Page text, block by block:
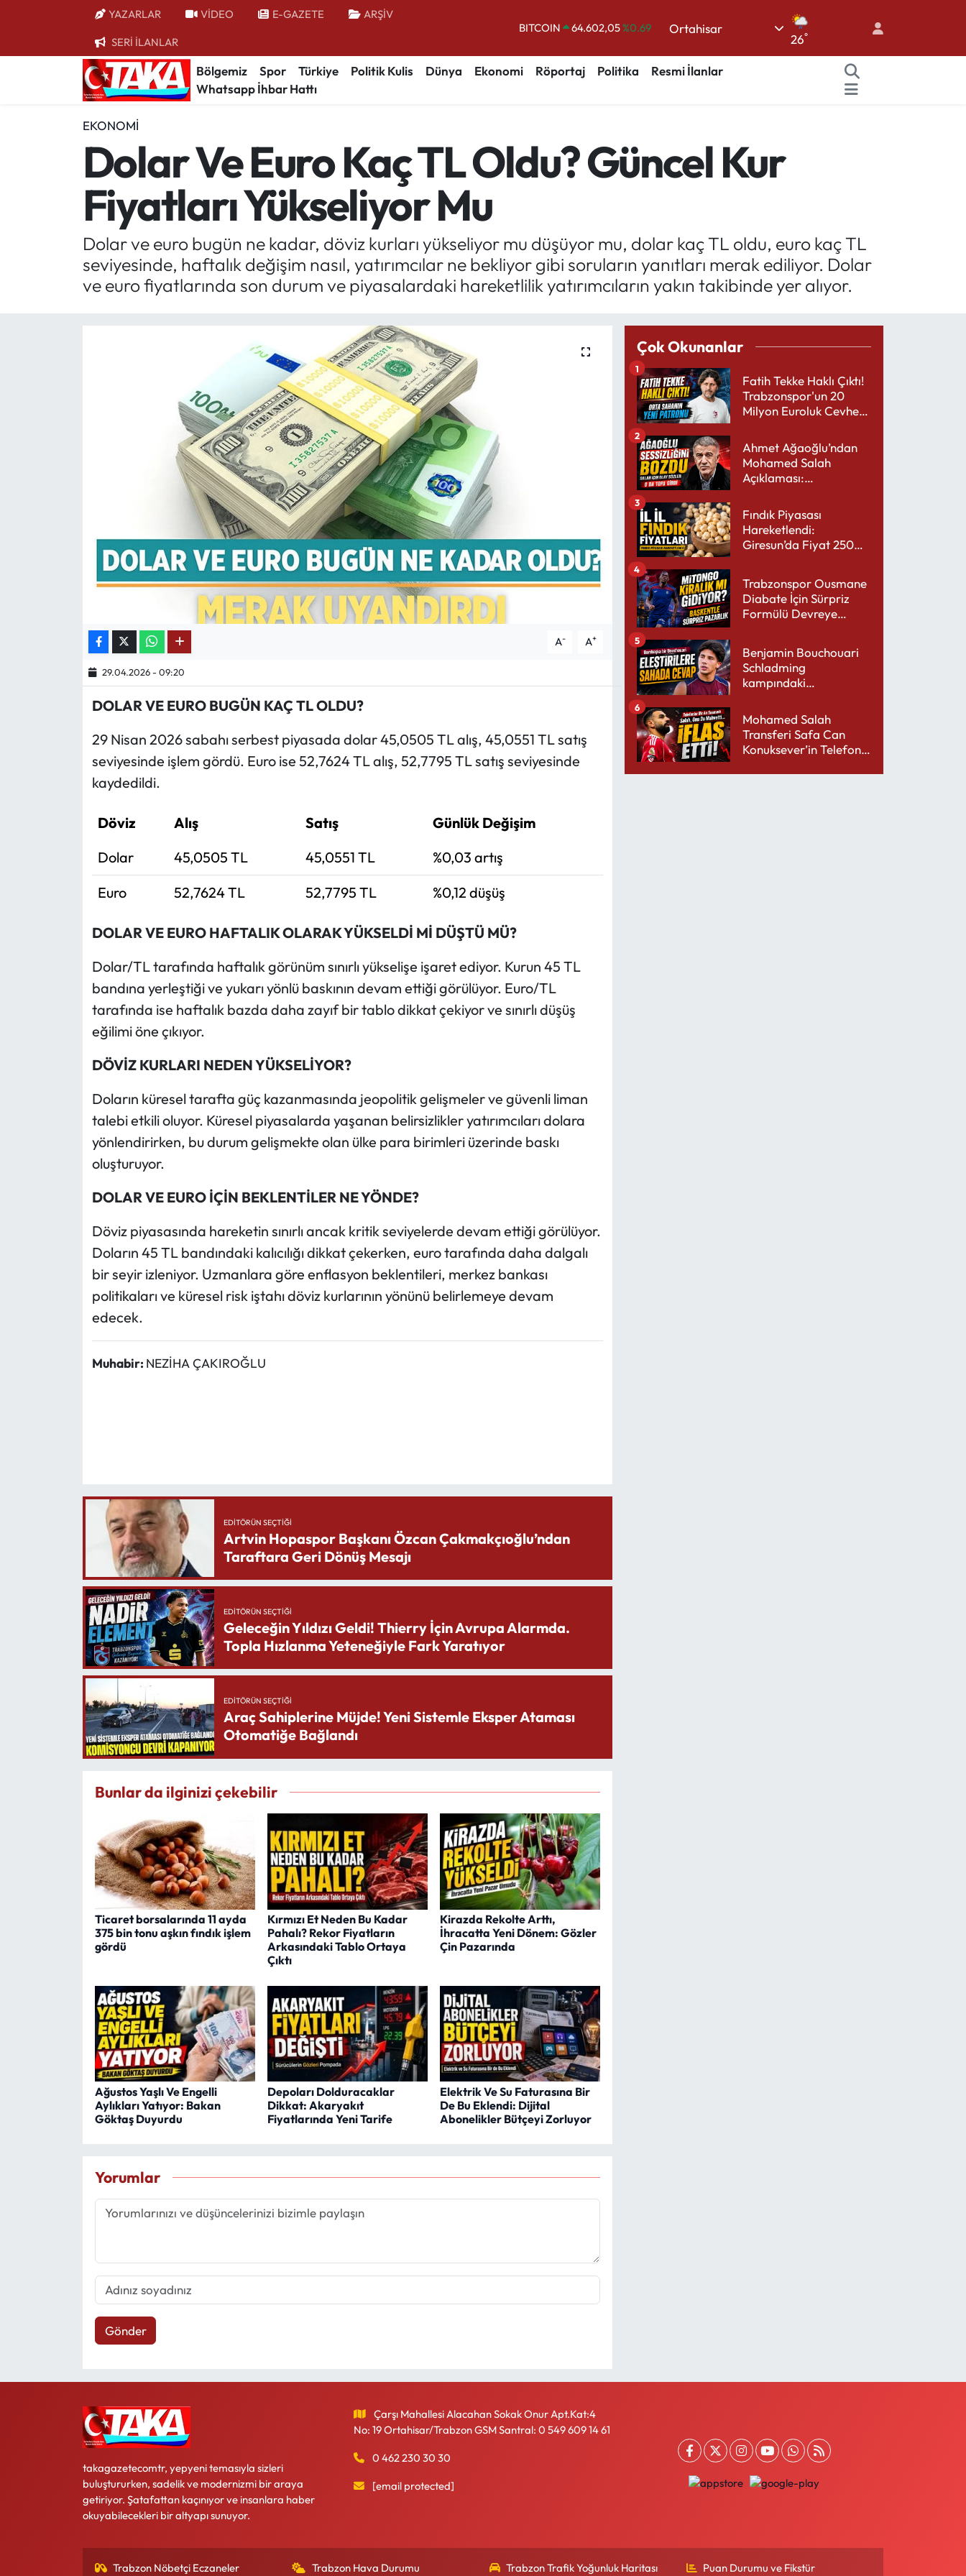
YAZARLAR VİDEO E-GAZETE ARŞİV
SERİ İLANLAR
DOLAR
47,5986
Ortahisar
26°
Bölgemiz Spor Türkiye Politik Kulis Dünya Ekonomi Röportaj Politika
Resmi İlanlar
Whatsapp İhbar Hattı
EKONOMI
Dolar Ve Euro Kaç TL Oldu? Güncel Kur
Fiyatları Yükseliyor Mu
Dolar ve euro bugün ne kadar, döviz kurları yükseliyor mu düşüyor mu, dolar kaç TL oldu, euro kaç TL
seviyesinde, haftalık değişim nasıl, yatırımcılar ne bekliyor gibi soruların yanıtları merak ediliyor. Dolar
ve euro fiyatlarında son durum ve piyasalardaki hareketlilik yatırımcıların yakın takibinde yer alıyor.
A- A+
29.04.2026 - 09:20
DOLAR VE EURO BUGÜN KAÇ TL OLDU?
29 Nisan 2026 sabahı serbest piyasada dolar 45,0505 TL alış, 45,0551 TL satış
seviyesinde işlem gördü. Euro ise 52,7624 TL alış, 52,7795 TL satış seviyesinde
kaydedildi.
Döviz Alış Satış
Günlük Değişim
Dolar
45,0505 TL 45,0551 TL
%0,03 artış
Euro
52,7624 TL 52,7795 TL %0,12 düşüş
DOLAR VE EURO HAFTALIK OLARAK YÜKSELDİ Mİ DÜŞTÜ MÜ?
Dolar/TL tarafında haftalık görünüm sınırlı yükselişe işaret ediyor. Kurun 45 TL
bandına yerleştiği ve yukarı yönlü baskının devam ettiği görülüyor. Euro/TL
tarafında ise haftalık bazda daha zayıf bir tablo dikkat çekiyor ve sınırlı düşüş
eğilimi öne çıkıyor.
DÖVİZ KURLARI NEDEN YÜKSELİYOR?
Doların küresel tarafta güç kazanmasında jeopolitik gelişmeler ve güvenli liman
talebi etkili oluyor. Küresel piyasalarda yaşanan belirsizlikler yatırımcıları dolara
yönlendirirken, bu durum gelişmekte olan ülke para birimleri üzerinde baskı
oluşturuyor.
DOLAR VE EURO İÇİN BEKLENTİLER NE YÖNDE?
Döviz piyasasında hareketin sınırlı ancak kritik seviyelerde devam ettiği görülüyor.
Doların 45 TL bandındaki kalıcılığı dikkat çekerken, euro tarafında daha dalgalı
bir seyir izleniyor. Uzmanlara göre enflasyon beklentileri, merkez bankası
politikaları ve küresel risk iştahı döviz kurlarının yönünü belirlemeye devam
edecek.
Muhabir: NEZİHA ÇAKIROĞLU
EDITÖRÜN SEÇTIĞI
Artvin Hopaspor Başkanı Özcan Çakmakçıoğlu’ndan
Taraftara Geri Dönüş Mesajı
EDITÖRÜN SEÇTIĞI
Geleceğin Yıldızı Geldi! Thierry İçin Avrupa Alarmda.
Topla Hızlanma Yeteneğiyle Fark Yaratıyor
EDITÖRÜN SEÇTIĞI
Araç Sahiplerine Müjde! Yeni Sistemle Eksper Ataması
Otomatiğe Bağlandı
Bunlar da ilginizi çekebilir
Ticaret borsalarında 11 ayda
375 bin tonu aşkın fındık işlem
gördü
Kırmızı Et Neden Bu Kadar
Pahalı? Rekor Fiyatların
Arkasındaki Tablo Ortaya
Çıktı
Kirazda Rekolte Arttı,
İhracatta Yeni Dönem: Gözler
Çin Pazarında
Ağustos Yaşlı Ve Engelli
Aylıkları Yatıyor: Bakan
Göktaş Duyurdu
Depoları Dolduracaklar
Dikkat: Akaryakıt
Fiyatlarında Yeni Tarife
Elektrik Ve Su Faturasına Bir
De Bu Eklendi: Dijital
Abonelikler Bütçeyi Zorluyor
Yorumlar
Gönder
Çok Okunanlar
Fatih Tekke Haklı Çıktı!
Trabzonspor'un 20
Milyon Euroluk Cevheri
1
Ahmet Ağaoğlu’ndan
Mohamed Salah
Açıklaması:
Yakışır
2
Fındık Piyasası
Hareketlendi:
Giresun’da Fiyat 250
3
Trabzonspor Ousmane
Diabate İçin Sürpriz
Formülü Devreye
4
Benjamin Bouchouari
Schladming
kampındaki
5
Mohamed Salah
Transferi Safa Can
Konuksever’in Telefon
6
takagazetecomtr, yepyeni temasıyla sizleri
buluştururken, sadelik ve modernizmi bir araya
getiriyor. Şatafattan kaçınıyor ve insanlara haber
okuyabilecekleri bir altyapı sunuyor.
Çarşı Mahallesi Alacahan Sokak Onur Apt.Kat:4
No: 19 Ortahisar/Trabzon GSM Santral: 0 549 609 14 61
0 462 230 30 30
[email protected]
Trabzon Nöbetçi Eczaneler Trabzon Hava Durumu Trabzon Trafik Yoğunluk Haritası Puan Durumu ve Fikstür
Bölgemiz
Kültür/Sanat
Politik Kulis
ASTROLOJİ
Mektup Galeri
Ekonomi
Trabzon Nöbetçi Eczaneler
Trabzon Hava Durumu
Trabzon Trafik Yoğunluk Haritası
Süper Lig Puan Durumu ve Fikstür
Tüm Manşetler
Son Dakika Haberleri
Haber Arşivi